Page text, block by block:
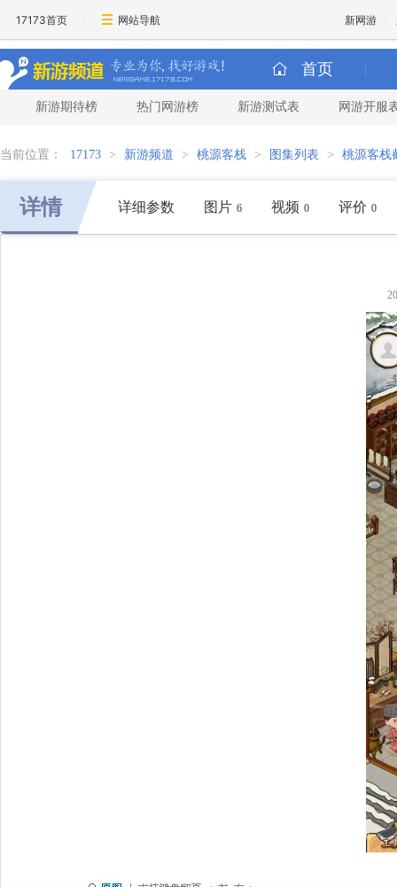
17173首页 网站导航 新网游
首页
新游期待榜 热门网游榜 新游测试表 网游开服
当前位置： 17173 > 新游频道 > 桃源客栈 > 图集列表 > 桃源客栈
详情 详细参数 图片 6 视频 0 评价 0